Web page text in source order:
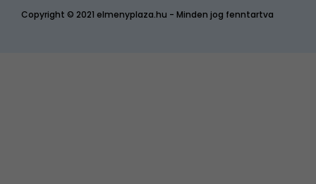
Copyright © 2021 elmenyplaza.hu - Minden jog fenntartva